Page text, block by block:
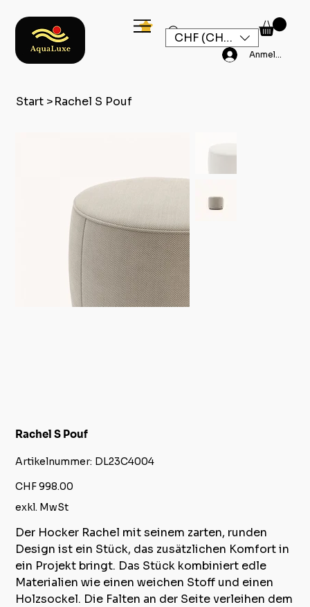
Anmelden
CHF (CHF)
Start >Rachel S Pouf
Rachel S Pouf
Artikelnummer: Artikelnummer:
DL23C4004
DL23C4004
Preis
CHF 998.00
exkl. MwSt
Der Hocker Rachel mit seinem zarten, runden
Design ist ein Stück, das zusätzlichen Komfort in
ein Projekt bringt. Das Stück kombiniert edle
Materialien wie einen weichen Stoff und einen
Holzsockel. Die Falten an der Seite verleihen dem